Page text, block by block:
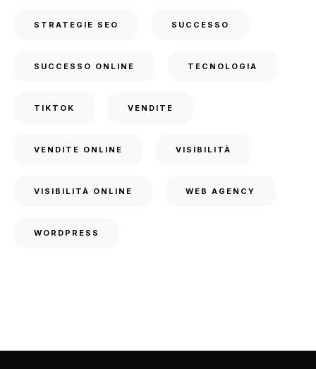
STRATEGIE SEO SUCCESSO
SUCCESSO ONLINE TECNOLOGIA
TIKTOK VENDITE
VENDITE ONLINE VISIBILITÀ
VISIBILITÀ ONLINE WEB AGENCY
WORDPRESS